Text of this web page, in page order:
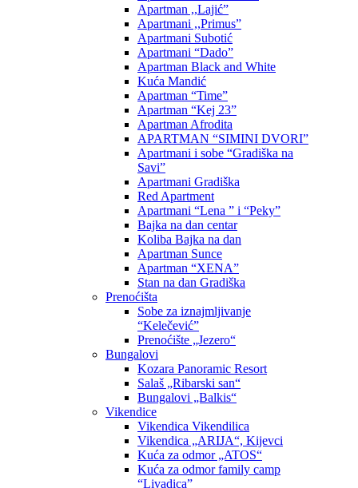
Apartman ,,Lajić”
Apartmani ,,Primus”
Apartmani Subotić
Apartmani “Dado”
Apartman Black and White
Kuća Mandić
Apartman “Time”
Apartman “Kej 23”
Apartman Afrodita
APARTMAN “SIMINI DVORI”
Apartmani i sobe “Gradiška na
Savi”
Apartmani Gradiška
Red Apartment
Apartmani “Lena ” i “Peky”
Bajka na dan centar
Koliba Bajka na dan
Apartman Sunce
Apartman “XENA”
Stan na dan Gradiška
Prenoćišta
Sobe za iznajmljivanje
“Kelečević”
Prenoćište „Jezero“
Bungalovi
Kozara Panoramic Resort
Salaš „Ribarski san“
Bungalovi „Balkis“
Vikendice
Vikendica Vikendilica
Vikendica „ARIJA“, Kijevci
Kuća za odmor „ATOS“
Kuća za odmor family camp
“Livadica”